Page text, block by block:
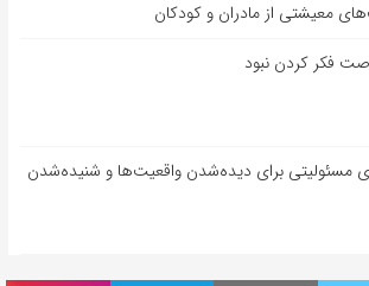
معیشتی از مادران و کودکان
فکر کردن نبود
مسئولیتی برای دیده‌شدن واقعیت‌ها و شنیده‌شدن